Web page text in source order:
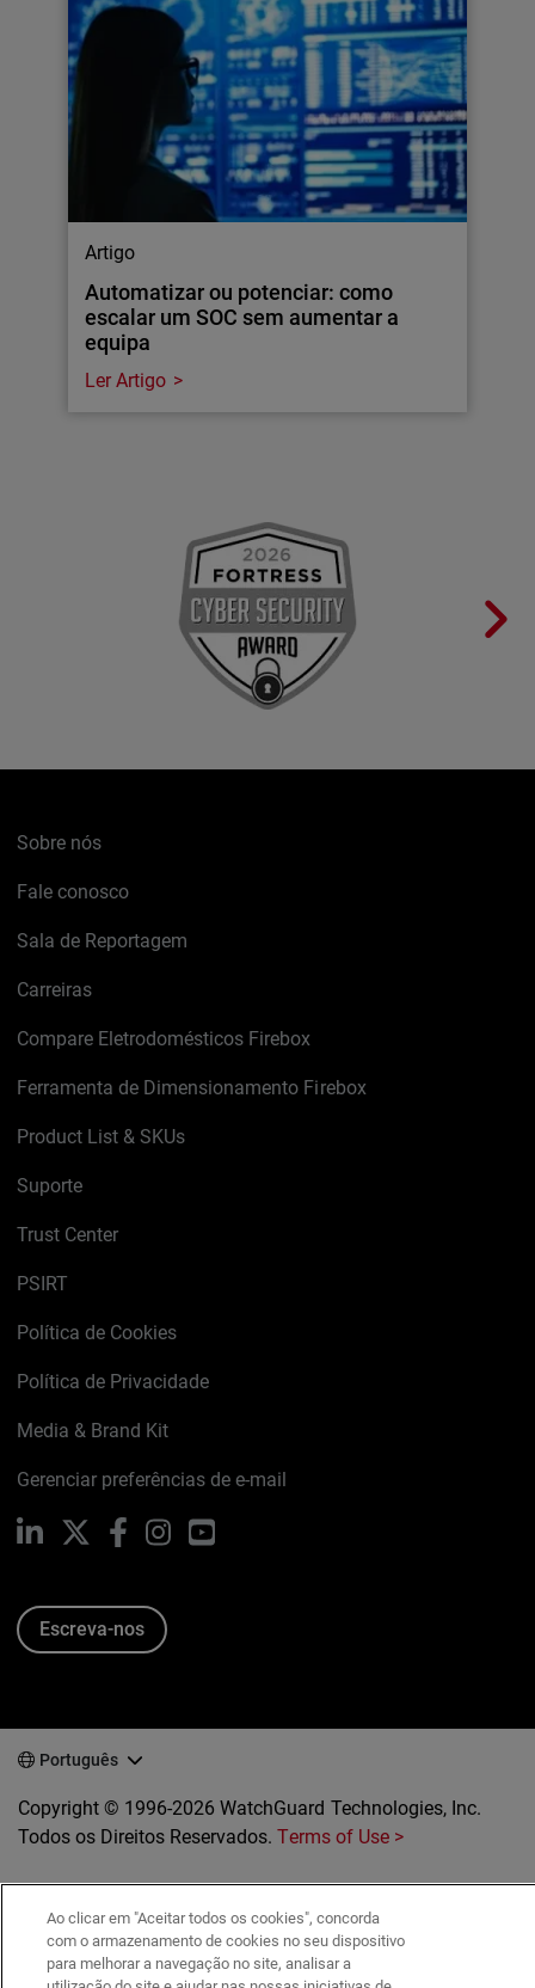
Artigo
Automatizar ou potenciar: como
escalar um SOC sem aumentar a
equipa
Ler Artigo
Sobre nós
Fale conosco
Sala de Reportagem
Carreiras
Compare Eletrodomésticos Firebox
Ferramenta de Dimensionamento Firebox
Product List & SKUs
Suporte
Trust Center
PSIRT
Política de Cookies
Política de Privacidade
Media & Brand Kit
Gerenciar preferências de e-mail
LinkedIn FacebookInstagramYouTube
Escreva-nos
Português
Copyright © 1996-2026 WatchGuard Technologies, Inc.
Todos os Direitos Reservados.Terms of Use >
Ao clicar em "Aceitar todos os cookies", concorda
com o armazenamento de cookies no seu dispositivo
para melhorar a navegação no site, analisar a